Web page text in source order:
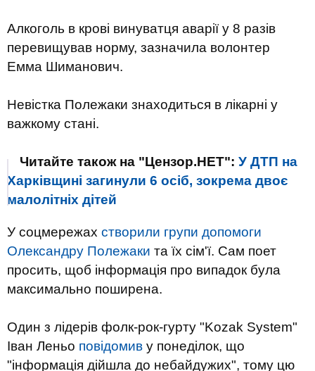
Алкоголь в крові винуватця аварії у 8 разів
перевищував норму, зазначила волонтер
Емма Шиманович.
Невістка Полежаки знаходиться в лікарні у
важкому стані.
Читайте також на "Цензор.НЕТ": У ДТП на
Харківщині загинули 6 осіб, зокрема двоє
малолітніх дітей
У соцмережах створили групи допомоги
Олександру Полежаки та їх сім'ї. Сам поет
просить, щоб інформація про випадок була
максимально поширена.
Один з лідерів фолк-рок-гурту "Kozak System"
Іван Леньо повідомив у понеділок, що
"інформація дійшла до небайдужих", тому цю